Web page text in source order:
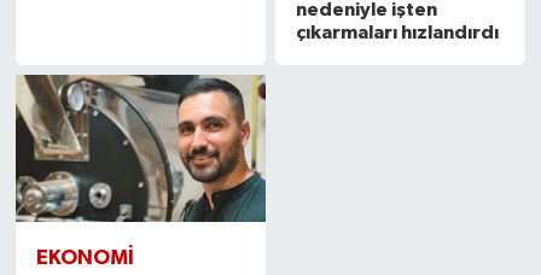
nedeniyle işten
çıkarmaları hızlandırdı
EKONOMİ